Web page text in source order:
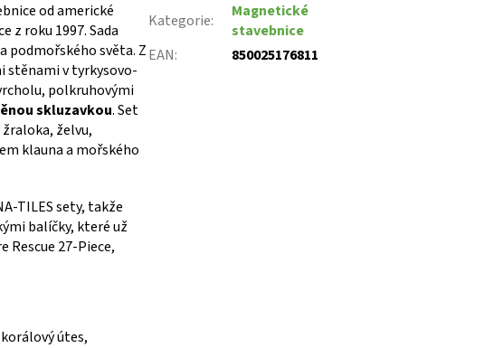
od americké
z roku 1997. Sada
podmořského světa. Z
stěnami v tyrkysovo-
polkruhovými
skluzavkou. Set
želvu,
klauna a mořského
TILES sety, takže
balíčky, které už
Rescue 27-Piece,
útes,
Kategorie:
Magnetické
stavebnice
EAN: 850025176811